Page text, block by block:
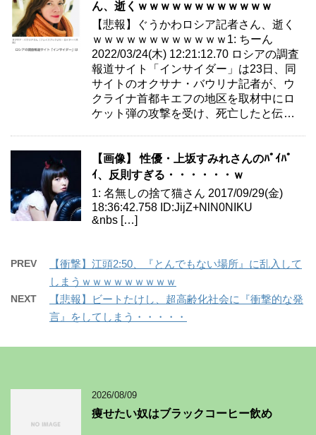
ん、逝くｗｗｗｗｗｗｗｗｗｗｗｗ
【悲報】ぐうかわロシア記者さん、逝く
ｗｗｗｗｗｗｗｗｗｗｗｗ1: ちーん
2022/03/24(木) 12:21:12.70 ロシアの調査
報道サイト「インサイダー」は23日、同
サイトのオクサナ・バウリナ記者が、ウ
クライナ首都キエフの地区を取材中にロ
ケット弾の攻撃を受け、死亡したと伝…
【画像】 性優・上坂すみれさんのﾊﾟｲﾊﾟ
ｲ、反則すぎる・・・・・・ｗ
1: 名無しの捨て猫さん 2017/09/29(金)
18:36:42.758 ID:JijZ+NlN0NIKU
&nbs […]
PREV
【衝撃】江頭2:50、『とんでもない場所』に乱入して
しまうｗｗｗｗｗｗｗｗｗ
NEXT
【悲報】ビートたけし、超高齢化社会に『衝撃的な発
言』をしてしまう・・・・・
2026/08/09
痩せたい奴はブラックコーヒー飲め